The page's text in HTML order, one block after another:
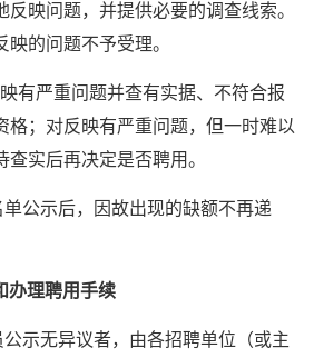
反映问题，并提供必要的调查线索。
的问题不予受理。
有严重问题并查有实据、不符合报
格；对反映有严重问题，但一时难以
实后再决定是否聘用。
公示后，因故出现的缺额不再递
办理聘用手续
公示无异议者，由各招聘单位（或主